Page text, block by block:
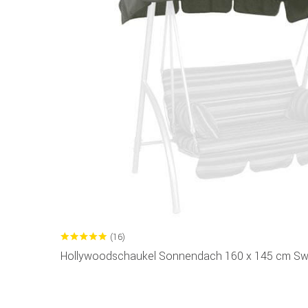
(16)
Hollywoodschaukel Sonnendach 160 x 145 cm